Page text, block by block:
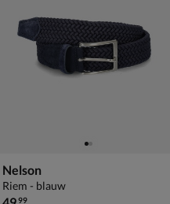
Nelson
Riem - blauw
99